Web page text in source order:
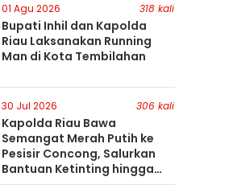
01 Agu 2026 318 kali
Bupati Inhil dan Kapolda
Riau Laksanakan Running
Man di Kota Tembilahan
30 Jul 2026 306 kali
Kapolda Riau Bawa
Semangat Merah Putih ke
Pesisir Concong, Salurkan
Bantuan Ketinting hingga
Tanam Mangrove